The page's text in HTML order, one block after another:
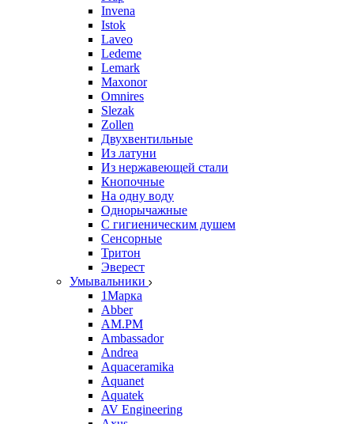
Invena
Istok
Laveo
Ledeme
Lemark
Maxonor
Omnires
Slezak
Zollen
Двухвентильные
Из латуни
Из нержавеющей стали
Кнопочные
На одну воду
Однорычажные
С гигиеническим душем
Сенсорные
Тритон
Эверест
Умывальники
1Марка
Abber
AM.PM
Ambassador
Andrea
Aquaceramika
Aquanet
Aquatek
AV Engineering